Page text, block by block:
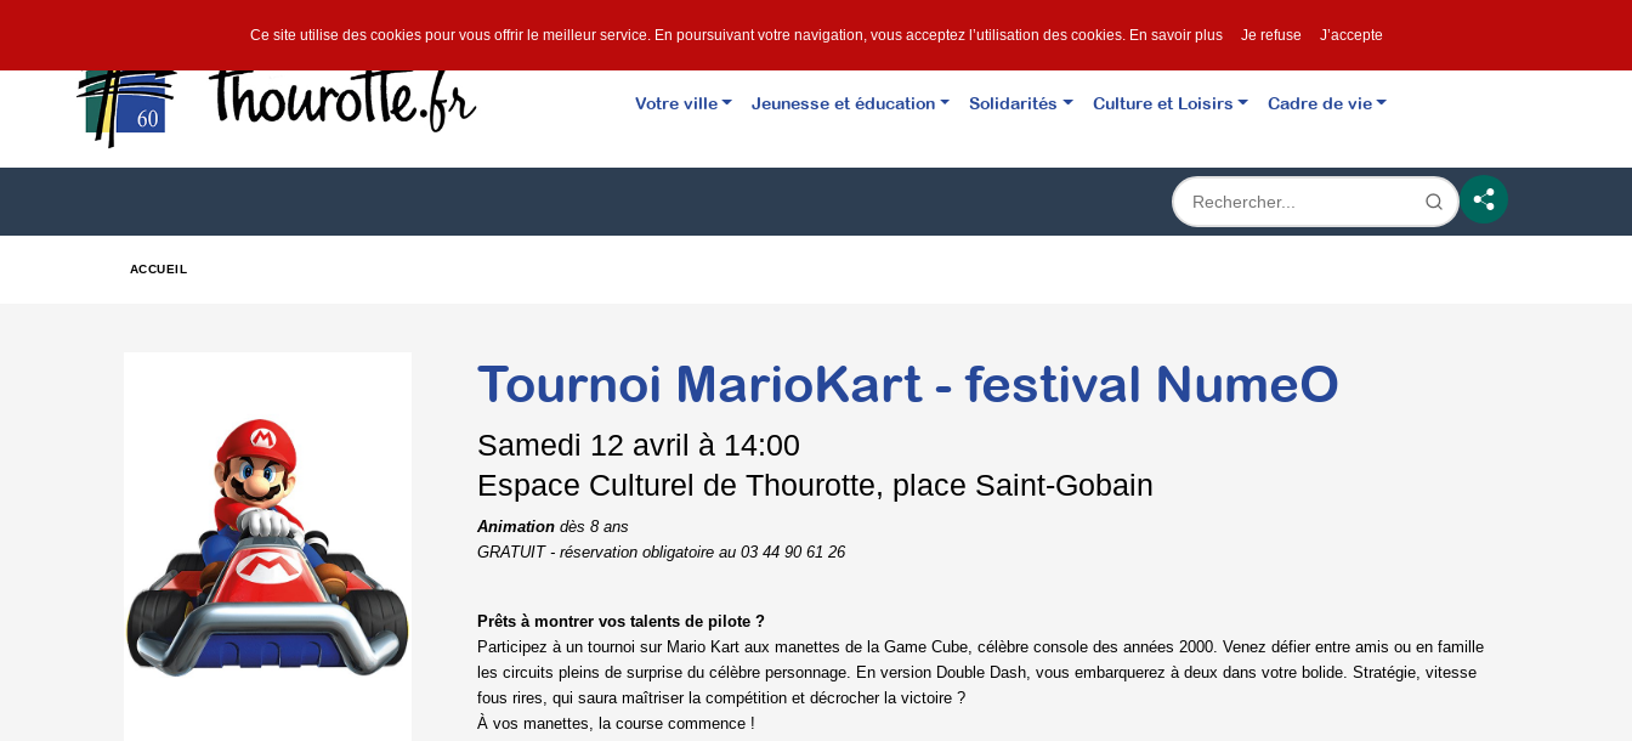
Votre ville Jeunesse et éducation Solidarités Culture et Loisirs Cadre de vie
ACCUEIL
Tournoi MarioKart - festival NumeO
Samedi 12 avril à 14:00
Espace Culturel de Thourotte, place Saint-Gobain
Animation dès 8 ans
GRATUIT - réservation obligatoire au 03 44 90 61 26
Prêts à montrer vos talents de pilote ?
Participez à un tournoi sur Mario Kart aux manettes de la Game Cube, célèbre console des années 2000. Venez défier entre amis ou en famille
les circuits pleins de surprise du célèbre personnage. En version Double Dash, vous embarquerez à deux dans votre bolide. Stratégie, vitesse
fous rires, qui saura maîtriser la compétition et décrocher la victoire ?
À vos manettes, la course commence !
Ce site utilise des cookies pour vous offrir le meilleur service. En poursuivant votre navigation, vous acceptez l’utilisation des cookies. En savoir plus Je refuse J’accepte